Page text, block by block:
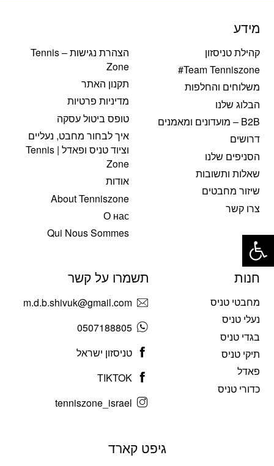
מידע
קהילת טניסזון
Team Tenniszone#
משלוחים והחלפות
הבלוג שלנו
B2B – מועדונים ומאמנים
דרושים
הסניפים שלנו
שאלות ותשובות
שיזור מחבטים
צרו קשר
הצהרת נגישות – Tennis
Zone
תקנון האתר
מדיניות פרטיות
טופס ביטול עסקה
איך לבחור מחבט, נעליים
וציוד טניס ופאדל | Tennis
Zone
אודות
About Tenniszone
О нас
Qui Nous Sommes
חנות
מחבטי טניס
נעלי טניס
בגדי טניס
תיקי טניס
פאדל
כדורי טניס
תשמרו על קשר
m.d.b.shivuk@gmail.com
0507188805
טניסזון ישראל
TIKTOK
tenniszone_israel
גיפט קארד
פתח סרגל נגישות